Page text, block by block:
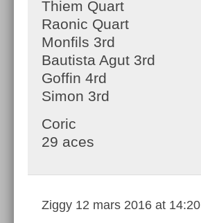
Thiem Quart
Raonic Quart
Monfils 3rd
Bautista Agut 3rd
Goffin 4rd
Simon 3rd
Coric
29 aces
Ziggy 12 mars 2016 at 14:20